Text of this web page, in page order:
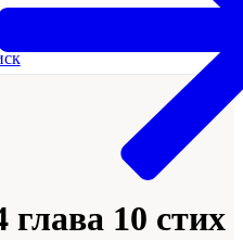
глава 10 стих